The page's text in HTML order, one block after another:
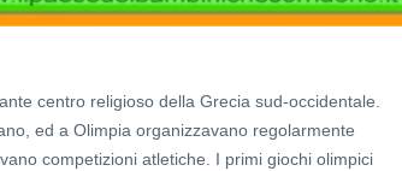
centro religioso della Grecia sud-occidentale.
ed a Olimpia organizzavano regolarmente
competizioni atletiche. I primi giochi olimpici